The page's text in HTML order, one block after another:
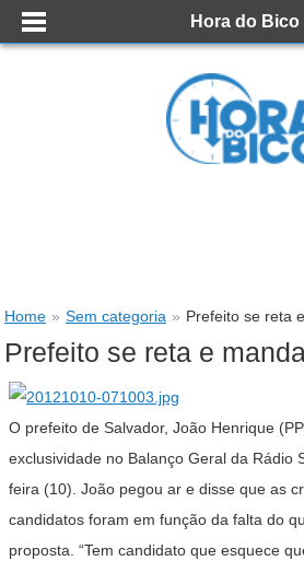
Hora do Bico
Home » Sem categoria » Prefeito se reta
Prefeito se reta e
O prefeito de Salvador, João Henrique
exclusividade no Balanço Geral da Rádio
feira (10). João pegou ar e disse que as
candidatos foram em função da falta do
proposta. “Tem candidato que esquece